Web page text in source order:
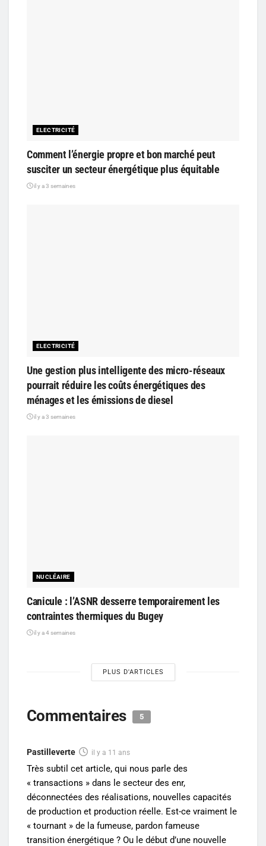
ELECTRICITÉ
Comment l’énergie propre et bon marché peut
susciter un secteur énergétique plus équitable
il y a 3 semaines
ELECTRICITÉ
Une gestion plus intelligente des micro-réseaux
pourrait réduire les coûts énergétiques des
ménages et les émissions de diesel
il y a 3 semaines
NUCLÉAIRE
Canicule : l’ASNR desserre temporairement les
contraintes thermiques du Bugey
il y a 4 semaines
PLUS D'ARTICLES
Commentaires 5
Pastilleverte il y a 11 ans
Très subtil cet article, qui nous parle des
« transactions » dans le secteur des enr,
déconnectées des réalisations, nouvelles capacités
de production et production réelle. Est-ce vraiment le
« tournant » de la fumeuse, pardon fameuse
transition énergétique ? Ou le début d’une nouvelle